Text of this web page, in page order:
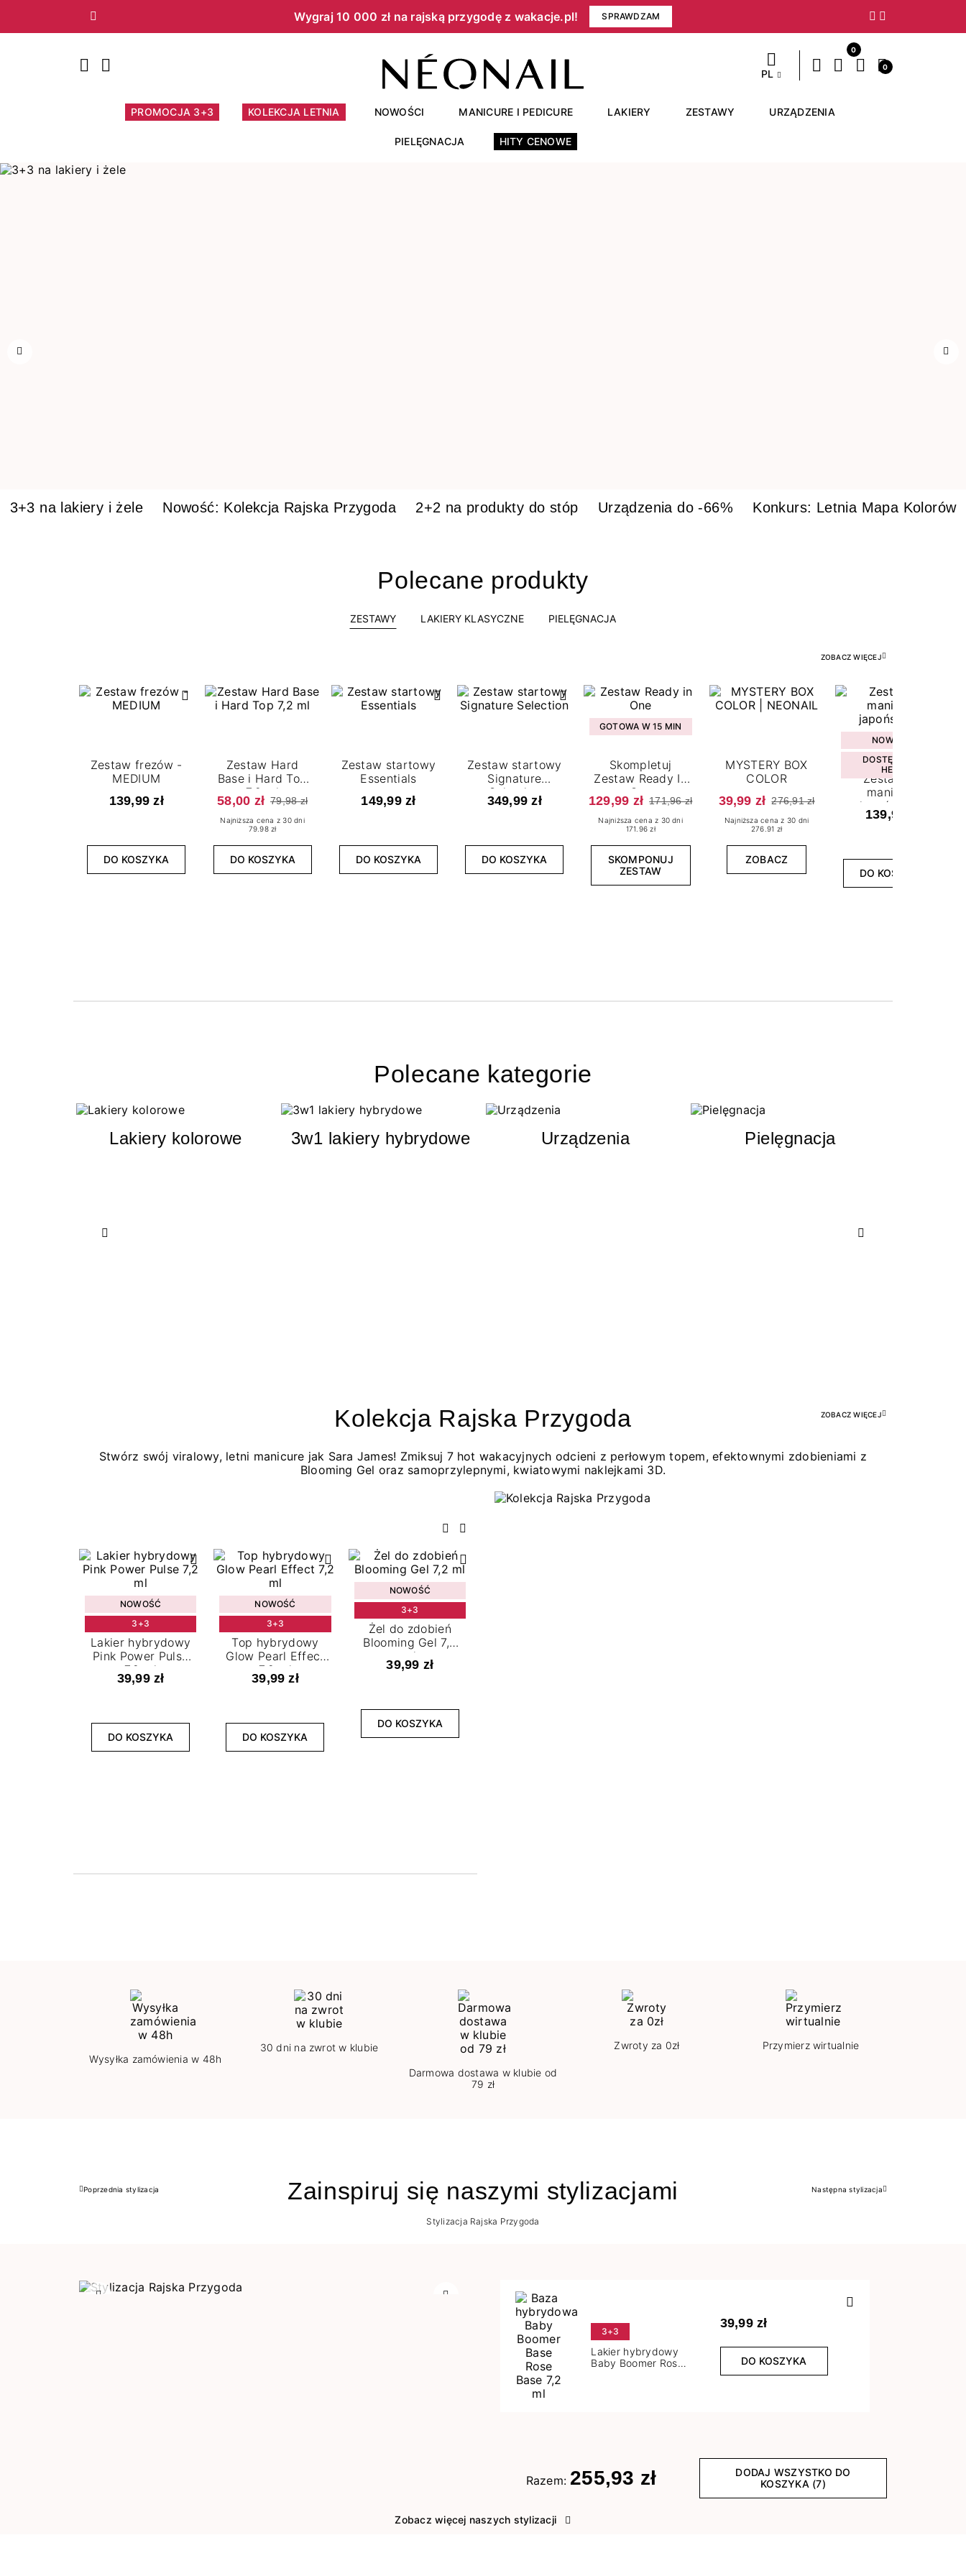
Wygraj 10 000 zł na rajską przygodę z wakacje.pl!​ SPRAWDZAM
Poprzedni Następny
PL
0
0
PROMOCJA 3+3 KOLEKCJA LETNIA NOWOŚCI MANICURE I PEDICURE LAKIERY ZESTAWY URZĄDZENIA
PIELĘGNACJA HITY CENOWE
3+3 na lakiery i żele Nowość: Kolekcja Rajska Przygoda 2+2 na produkty do stóp Urządzenia do -66% Konkurs: Letnia Mapa Kolorów
Polecane produkty
ZESTAWY LAKIERY KLASYCZNE PIELĘGNACJA
ZOBACZ WIĘCEJ
Zestaw frezów -
MEDIUM
139,99 zł
DO KOSZYKA
Zestaw Hard
Base i Hard Top
7,2 ml
58,00 zł 79,98 zł
Najniższa cena z 30 dni
79.98 zł
DO KOSZYKA
Zestaw startowy
Essentials
149,99 zł
DO KOSZYKA
Zestaw startowy
Signature
Selection
349,99 zł
DO KOSZYKA
GOTOWA W 15 MIN
Skompletuj
Zestaw Ready In
One
129,99 zł 171,96 zł
Najniższa cena z 30 dni
171.96 zł
SKOMPONUJ
ZESTAW
MYSTERY BOX
COLOR
39,99 zł 276,91 zł
Najniższa cena z 30 dni
276.91 zł
ZOBACZ
NOWOŚĆ
DOSTĘPNY W
HEBE
Zestaw do
manicure
japońskiego
139,99 zł
DO KOSZYKA
Polecane kategorie
Lakiery kolorowe 3w1 lakiery hybrydowe Urządzenia Pielęgnacja
Kolekcja Rajska Przygoda ZOBACZ WIĘCEJ
Stwórz swój viralowy, letni manicure jak Sara James! Zmiksuj 7 hot wakacyjnych odcieni z perłowym topem, efektownymi zdobieniami z
Blooming Gel oraz samoprzylepnymi, kwiatowymi naklejkami 3D.
Poprzedni
Następny
NOWOŚĆ
3+3
Lakier hybrydowy
Pink Power Pulse
7,2 ml
39,99 zł
DO KOSZYKA
NOWOŚĆ
3+3
Top hybrydowy
Glow Pearl Effect
7,2 ml
39,99 zł
DO KOSZYKA
NOWOŚĆ
3+3
Żel do zdobień
Blooming Gel 7,2
ml
39,99 zł
DO KOSZYKA
Wysyłka zamówienia w 48h
30 dni na zwrot w klubie
Darmowa dostawa w klubie od
79 zł
Zwroty za 0zł Przymierz wirtualnie
Zainspiruj się naszymi stylizacjami
Poprzedni
Poprzednia stylizacja Następny
Następna stylizacja
Stylizacja Rajska Przygoda
3+3
Lakier hybrydowy
Baby Boomer Rose
39,99 zł
DO KOSZYKA
Razem: 255,93 zł
DODAJ WSZYSTKO DO
KOSZYKA (7)
Zobacz więcej naszych stylizacji